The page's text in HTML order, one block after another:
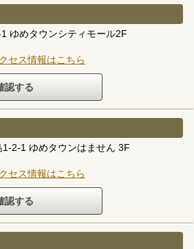
ゆめタウンシティモール2F
セス情報はこちら
2-1 ゆめタウンはません 3F
セス情報はこちら